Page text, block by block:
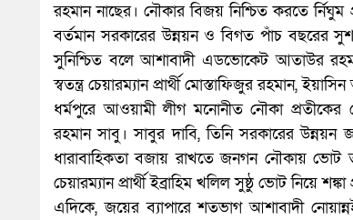
রহমান নাছের। নৌকার বিজয় নিশ্চিত করতে র্নিঘুম
বর্তমান সরকারের উন্নয়ন ও বিগত পাঁচ বছরের
সুনিশ্চিত বলে আশাবাদী এডভোকেট আতাউর
স্বতন্ত্র চেয়ারম্যান প্রার্থী মোস্তাফিজুর রহমান,
ধর্মপুরে আওয়ামী লীগ মনোনীত নৌকা প্রতীকের
রহমান সাবু। সাবুর দাবি, তিনি সরকারের
ধারাবাহিকতা বজায় রাখতে জনগন নৌকায় ভোট
চেয়ারম্যান প্রার্থী ইব্রাহিম খলিল সুষ্ঠু ভোট নিয়ে
এদিকে, জয়ের ব্যাপারে শতভাগ আশাবাদী